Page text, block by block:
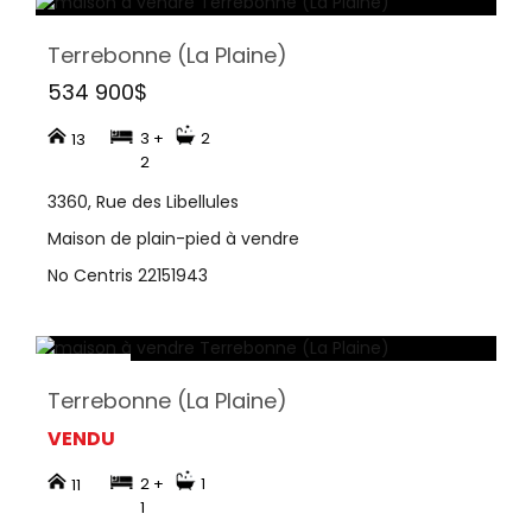
Terrebonne (La Plaine)
534 900$
13
3 +
2
2
3360, Rue des Libellules
Maison de plain-pied à vendre
No Centris 22151943
Terrebonne (La Plaine)
VENDU
11
2 +
1
1